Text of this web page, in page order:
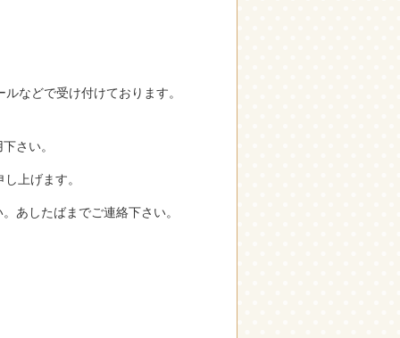
などで受け付けております。
さい。
上げます。
あしたばまでご連絡下さい。